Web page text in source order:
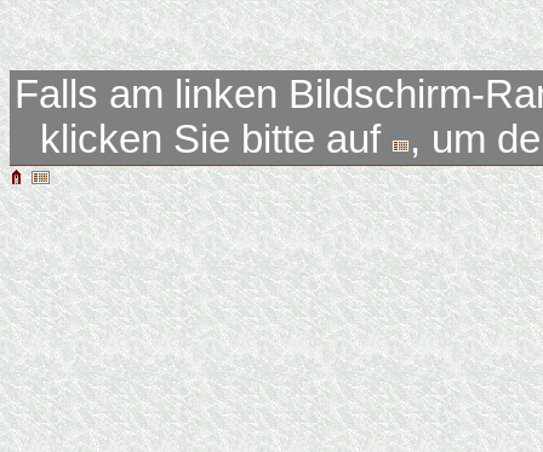
Falls am linken Bildschirm-
klicken Sie bitte auf
, um